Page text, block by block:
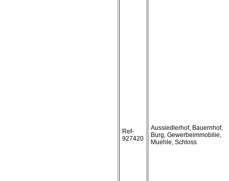
Ref-
927420
Aussiedlerhof, Bauernhof,
Burg, Gewerbeimmobilie,
Muehle, Schloss